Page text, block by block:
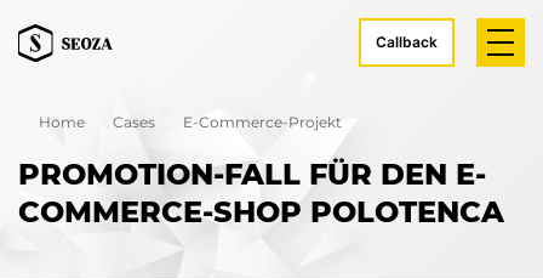
Callback
Home Cases E-Commerce-Projekt
PROMOTION-FALL FÜR DEN E-
COMMERCE-SHOP POLOTENCA